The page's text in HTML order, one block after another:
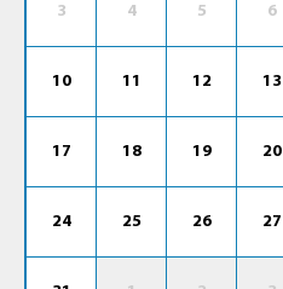
3 4 5 6
10 11 12 13
17 18 19 20
24 25 26 27